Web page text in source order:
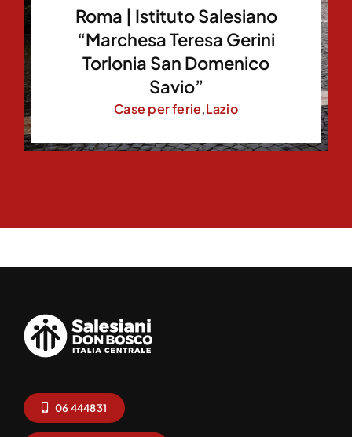
Roma | Istituto Salesiano
“Marchesa Teresa Gerini
Torlonia San Domenico
Savio”
Case per ferie,Lazio
06 444831